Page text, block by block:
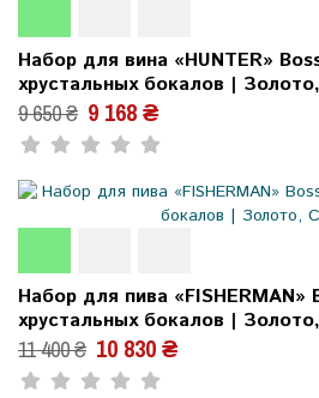
Набор для вина «HUNTER»
хрустальных бокалов |
9 650 ₴ 9 168 ₴
Набор для пива «FISHERMAN»
хрустальных бокалов |
11 400 ₴ 10 830 ₴